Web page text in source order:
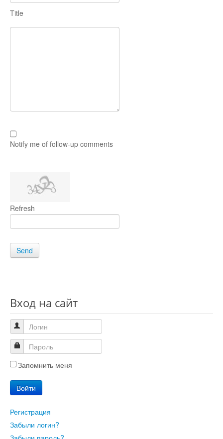
Title
Notify me of follow-up comments
Refresh
Send
Вход на сайт
Запомнить меня
Войти
Регистрация
Забыли логин?